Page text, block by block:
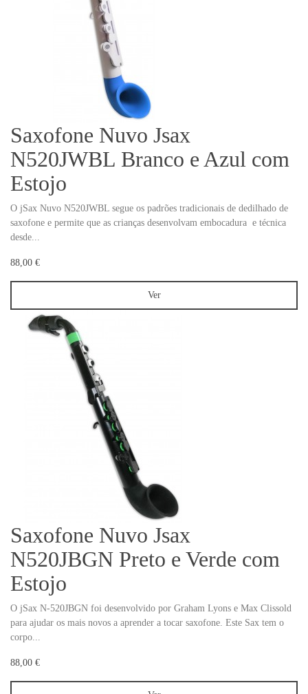
Saxofone Nuvo Jsax
N520JWBL Branco e Azul com
Estojo
O jSax Nuvo N520JWBL segue os padrões tradicionais de dedilhado de
saxofone e permite que as crianças desenvolvam embocadura e técnica
desde...
88,00 €
Ver
Saxofone Nuvo Jsax
N520JBGN Preto e Verde com
Estojo
O jSax N-520JBGN foi desenvolvido por Graham Lyons e Max Clissold
para ajudar os mais novos a aprender a tocar saxofone. Este Sax tem o
corpo...
88,00 €